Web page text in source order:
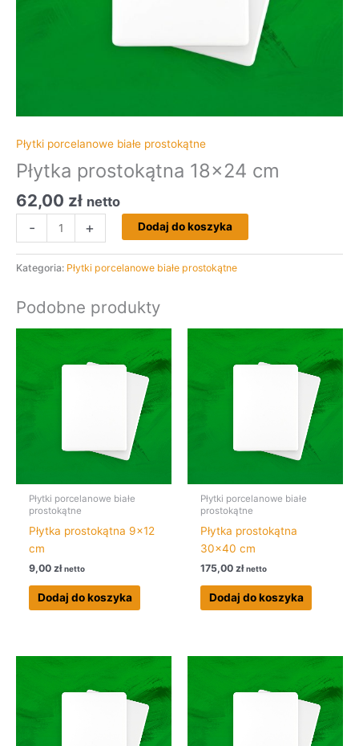
Płytki porcelanowe białe prostokątne
Płytka prostokątna 18×24 cm
62,00 zł netto
- + Dodaj do koszyka
Kategoria: Płytki porcelanowe białe prostokątne
Podobne produkty
Płytki porcelanowe białe
prostokątne
Płytka prostokątna 9×12
cm
9,00zł netto
Dodaj do koszyka
Płytki porcelanowe białe
prostokątne
Płytka prostokątna
30×40 cm
175,00zł netto
Dodaj do koszyka